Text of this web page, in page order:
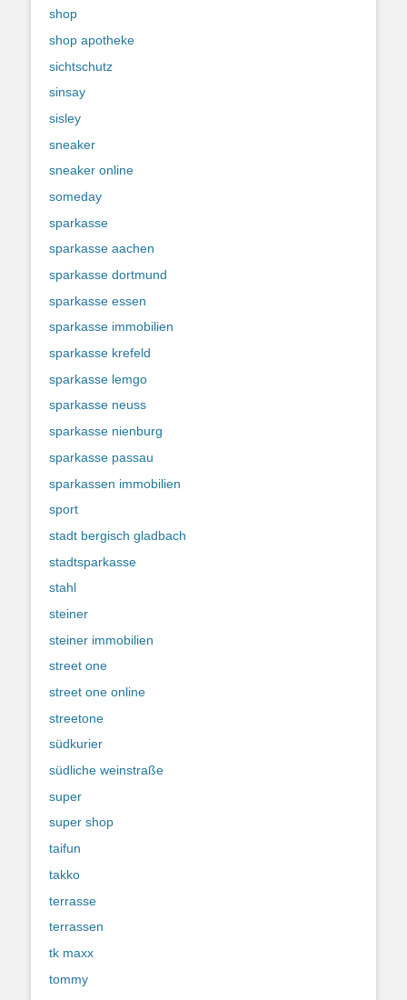
shop
shop apotheke
sichtschutz
sinsay
sisley
sneaker
sneaker online
someday
sparkasse
sparkasse aachen
sparkasse dortmund
sparkasse essen
sparkasse immobilien
sparkasse krefeld
sparkasse lemgo
sparkasse neuss
sparkasse nienburg
sparkasse passau
sparkassen immobilien
sport
stadt bergisch gladbach
stadtsparkasse
stahl
steiner
steiner immobilien
street one
street one online
streetone
südkurier
südliche weinstraße
super
super shop
taifun
takko
terrasse
terrassen
tk maxx
tommy